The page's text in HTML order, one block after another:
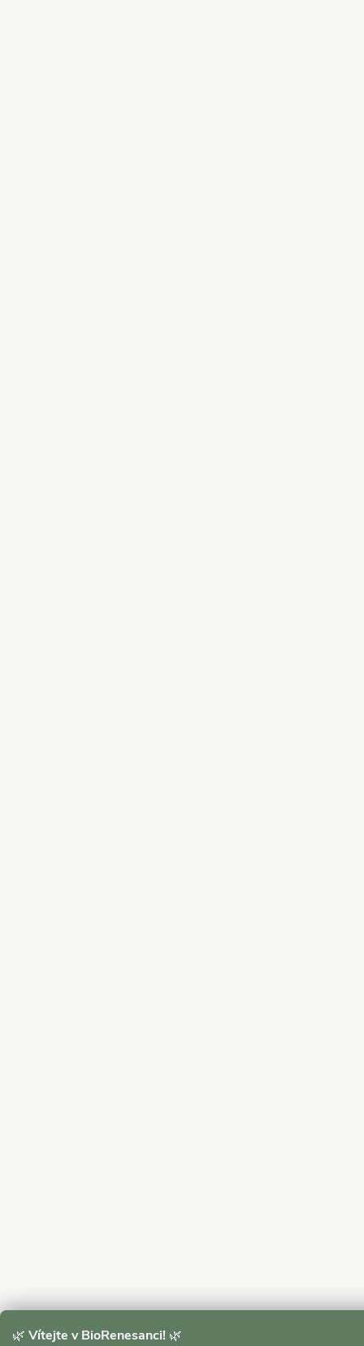
🌿 Vítejte v BioRenesanci! 🌿